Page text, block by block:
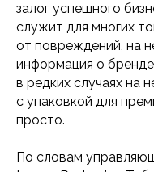
залог успешного
служит для многих
от повреждений, на
информация о
в редких случаях на
с упаковкой для
просто.
По словам